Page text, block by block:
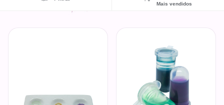
Mais vendidos